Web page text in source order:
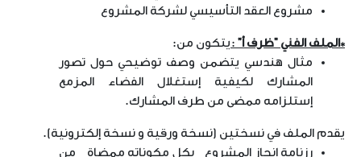
مشروع العقد التأسيسي لشركة المشروع
*الملف الفني "ظرف أ" :يتكون من:
مثال هندسي يتضمن وصف توضيحي حول تصور
المشارك لكيفية إستغلال الفضاء المزمع
إستلزامه ممضى من طرف المشارك.
يقدم الملف في نسختين (نسخة ورقية و نسخة إلكترونية).
رزنامة إنجاز المشروع بكل مكوناته ممضاة من